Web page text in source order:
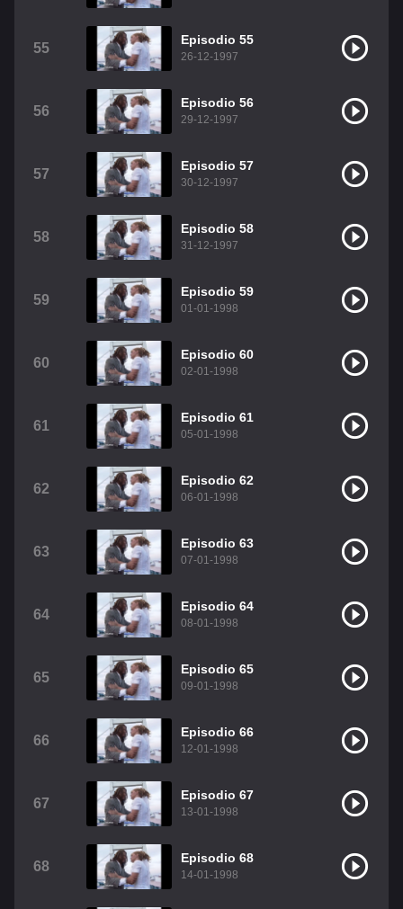
55
Episodio 55
26-12-1997
56
Episodio 56
29-12-1997
57
Episodio 57
30-12-1997
58
Episodio 58
31-12-1997
59
Episodio 59
01-01-1998
60
Episodio 60
02-01-1998
61
Episodio 61
05-01-1998
62
Episodio 62
06-01-1998
63
Episodio 63
07-01-1998
64
Episodio 64
08-01-1998
65
Episodio 65
09-01-1998
66
Episodio 66
12-01-1998
67
Episodio 67
13-01-1998
68
Episodio 68
14-01-1998